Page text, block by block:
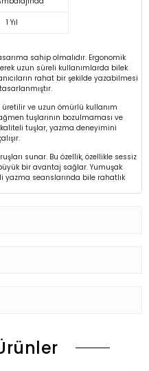
1 Yıl
sahip olmalıdır. Ergonomik
uzun süreli kullanımlarda bilek
rahat bir şekilde yazabilmesi
üretilir ve uzun ömürlü kullanım
tuşlarının bozulmaması ve
tuşlar, yazma deneyimini
sunar. Bu özellik, özellikle sessiz
bir avantaj sağlar. Yumuşak
yazma seanslarında bile rahatlık